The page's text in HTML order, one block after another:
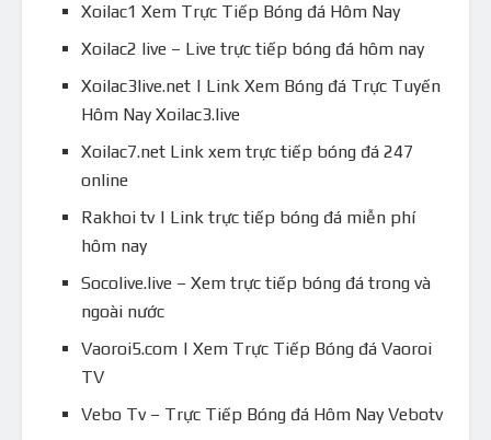
Xoilac1 Xem Trực Tiếp Bóng đá Hôm Nay
Xoilac2 live – Live trực tiếp bóng đá hôm nay
Xoilac3live.net | Link Xem Bóng đá Trực Tuyến
Hôm Nay Xoilac3.live
Xoilac7.net Link xem trực tiếp bóng đá 247
online
Rakhoi tv | Link trực tiếp bóng đá miễn phí
hôm nay
Socolive.live – Xem trực tiếp bóng đá trong và
ngoài nước
Vaoroi5.com | Xem Trực Tiếp Bóng đá Vaoroi
TV
Vebo Tv – Trực Tiếp Bóng đá Hôm Nay Vebotv